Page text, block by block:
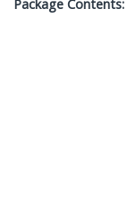
Package Contents: